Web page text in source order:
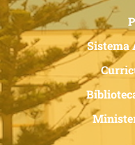
Sistema